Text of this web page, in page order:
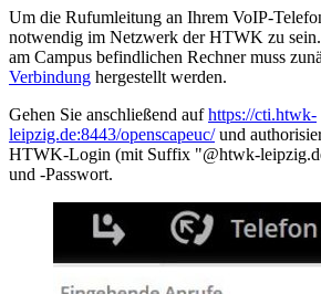
Um die Rufumleitung an Ihrem VoIP-
notwendig im Netzwerk der HTWK zu
am Campus befindlichen Rechner muss
Verbindung hergestellt werden.
Gehen Sie anschließend aufhttps://cti.htwk-
leipzig.de:8443/openscapeuc/und
HTWK-Login (mit Suffix "@htwk-
und -Passwort.